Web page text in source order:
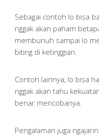
Sebagai contoh lo bisa
nggak akan paham
membunuh sampai lo
biting di ketinggian.
Contoh lainnya, lo bisa
nggak akan tahu
benar mencobanya.
Pengalaman juga